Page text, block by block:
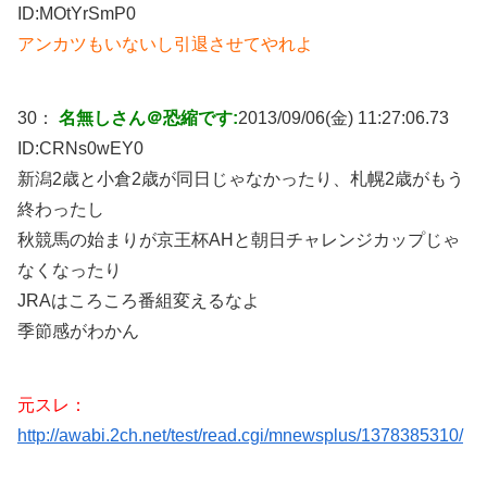
ID:MOtYrSmP0
アンカツもいないし引退させてやれよ
30： 名無しさん＠恐縮です:2013/09/06(金) 11:27:06.73
ID:CRNs0wEY0
新潟2歳と小倉2歳が同日じゃなかったり、札幌2歳がもう
終わったし
秋競馬の始まりが京王杯AHと朝日チャレンジカップじゃ
なくなったり
JRAはころころ番組変えるなよ
季節感がわかん
元スレ：
http://awabi.2ch.net/test/read.cgi/mnewsplus/1378385310/